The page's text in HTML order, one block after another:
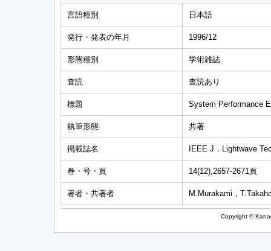
言語種別 日本語
発行・発表の年月 1996/12
形態種別 学術雑誌
査読 査読あり
標題 System Performance
執筆形態 共著
掲載誌名 IEEE J．Lightwave
巻・号・頁 14(12),2657-2671頁
著者・共著者 M.Murakami，
Copyright ©